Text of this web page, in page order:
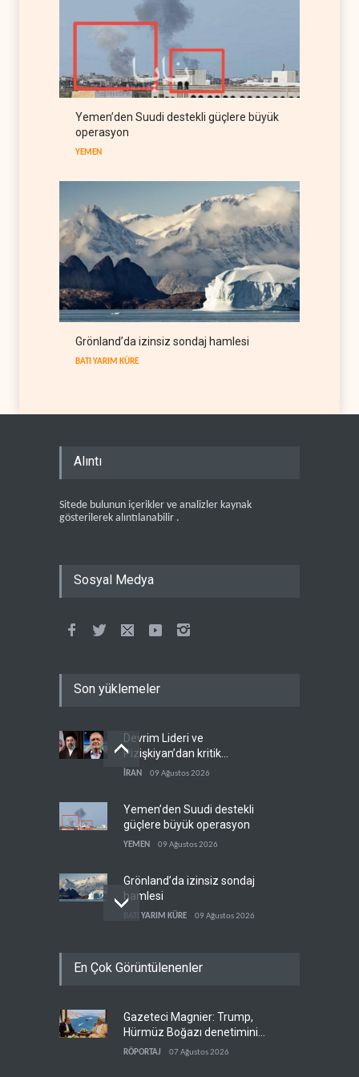
Hürmüz krizi Guyana ve
Afrika'daki petrol
üreticilerine yaradı
09 Ağustos 2026
Pentagon silah şirketlerine
21 gün süre verdi
Yemen’den Suudi destekli güçlere büyük
operasyon
YEMEN
Grönland’da izinsiz sondaj hamlesi
BATI YARIM KÜRE
Alıntı
Sitede bulunun içerikler ve analizler kaynak
gösterilerek alıntılanabilir .
Sosyal Medya
Son yüklemeler
Devrim Lideri ve
Pizişkiyan’dan kritik
görüşme
İRAN 09 Ağustos 2026
Yemen’den Suudi destekli
güçlere büyük operasyon
YEMEN 09 Ağustos 2026
Grönland’da izinsiz sondaj
hamlesi
BATI YARIM KÜRE 09 Ağustos 2026
rağmen direnişini
Yemen, Aramco’yu vurdu
En Çok Görüntülenenler
Gazeteci Magnier: Trump,
Hürmüz Boğazı denetimini
doğrudan İran ve Umman'a
RÖPORTAJ 07 Ağustos 2026